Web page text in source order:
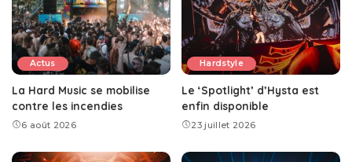
Actus
La Hard Music se mobilise
contre les incendies
6 août 2026
Hardstyle
Le ‘Spotlight’ d’Hysta est
enfin disponible
23 juillet 2026